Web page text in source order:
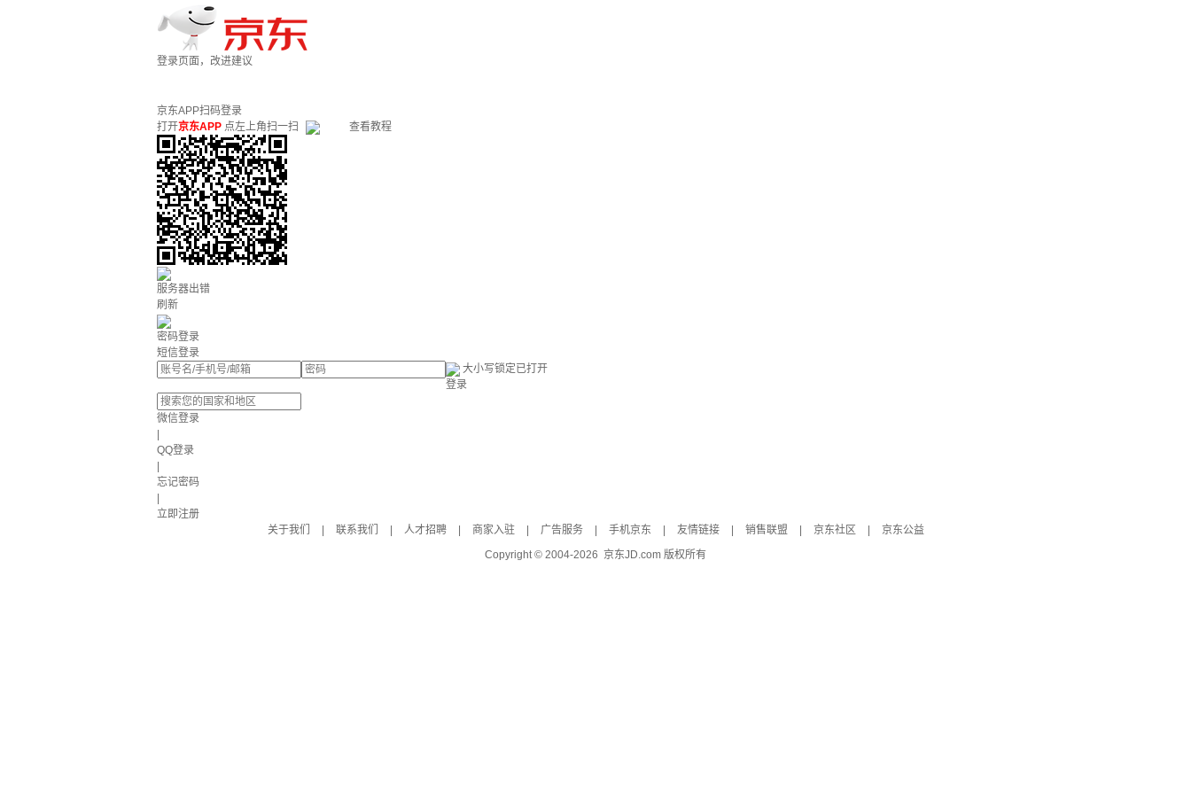
登录页面，改进建议
京东APP扫码登录
打开京东APP 点左上角扫一扫 查看教程
服务器出错
刷新
密码登录
短信登录
大小写锁定已打开
登录
微信登录
QQ登录
忘记密码
立即注册
关于我们
联系我们 人才招聘 商家入驻 广告服务 手机京东 友情链接 销售联盟 京东社区
京东公益
Copyright © 2004-2026 京东JD.com 版权所有